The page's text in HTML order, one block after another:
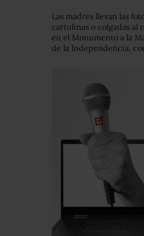
Las madres llevan las
cartulinas o colgadas al
en el Monumento a la
de la Independencia,